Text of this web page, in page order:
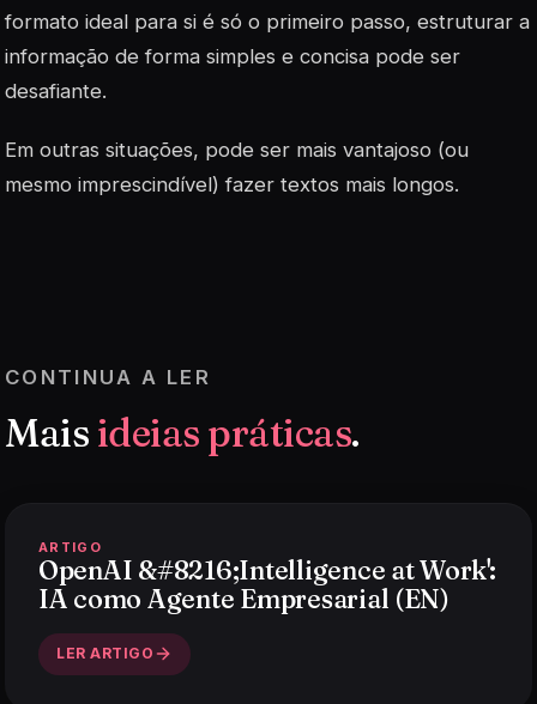
formato ideal para si é só o primeiro passo, estruturar a
informação de forma simples e concisa pode ser
desafiante.
Em outras situações, pode ser mais vantajoso (ou
mesmo imprescindível) fazer textos mais longos.
CONTINUA A LER
Mais ideias práticas.
ARTIGO
OpenAI &#8216;Intelligence at Work':
IA como Agente Empresarial (EN)
LER ARTIGO